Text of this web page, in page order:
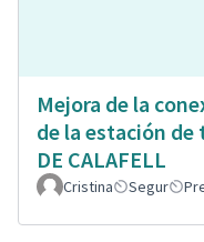
Mejora de la
de la estación de
DE CALAFELL
Cristina Segur